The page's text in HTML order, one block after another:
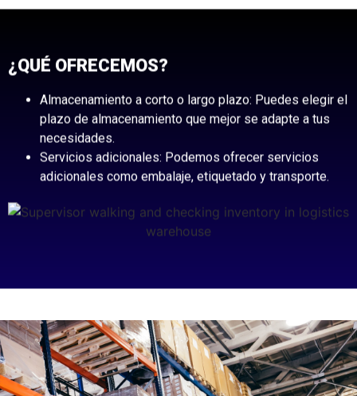
¿QUÉ OFRECEMOS?
Almacenamiento a corto o largo plazo: Puedes elegir el
plazo de almacenamiento que mejor se adapte a tus
necesidades.
Servicios adicionales: Podemos ofrecer servicios
adicionales como embalaje, etiquetado y transporte.